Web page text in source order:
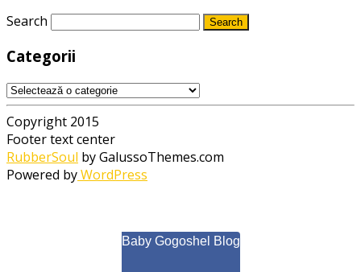
Search
Categorii
Categorii
Copyright 2015
Footer text center
RubberSoul by GalussoThemes.com
Powered byWordPress
Baby Gogoshel Blog